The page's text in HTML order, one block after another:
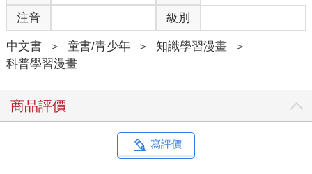
注音
級別
中文書 ＞ 童書/青少年 ＞ 知識學習漫畫
＞
科普學習漫畫
商品評價
寫評價